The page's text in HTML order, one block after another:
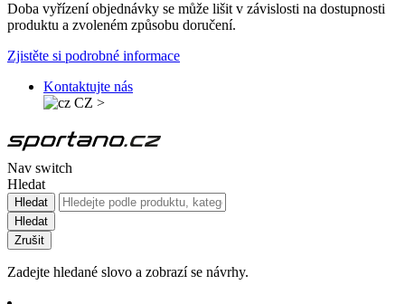
Doba vyřízení objednávky se může lišit v závislosti na dostupnosti
produktu a zvoleném způsobu doručení.
Zjistěte si podrobné informace
Kontaktujte nás
CZ >
Nav switch
Hledat
Hledat
Hledat
Zrušit
Zadejte hledané slovo a zobrazí se návrhy.